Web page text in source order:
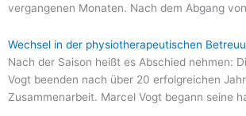
vergangenen Monaten. Nach dem Abgang
Wechsel in der physiotherapeutischen
Nach der Saison heißt es Abschied nehmen:
Vogt beenden nach über 20 erfolgreichen
Zusammenarbeit. Marcel Vogt begann seine